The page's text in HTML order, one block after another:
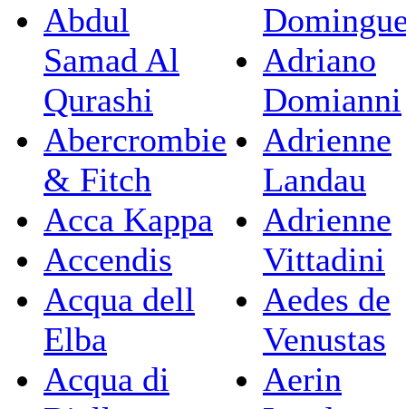
Abdul
Samad Al
Qurashi
Abercrombie
& Fitch
Acca Kappa
Accendis
Acqua dell
Elba
Acqua di
Adriano
Domianni
Adrienne
Landau
Adrienne
Vittadini
Aedes de
Venustas
Aerin